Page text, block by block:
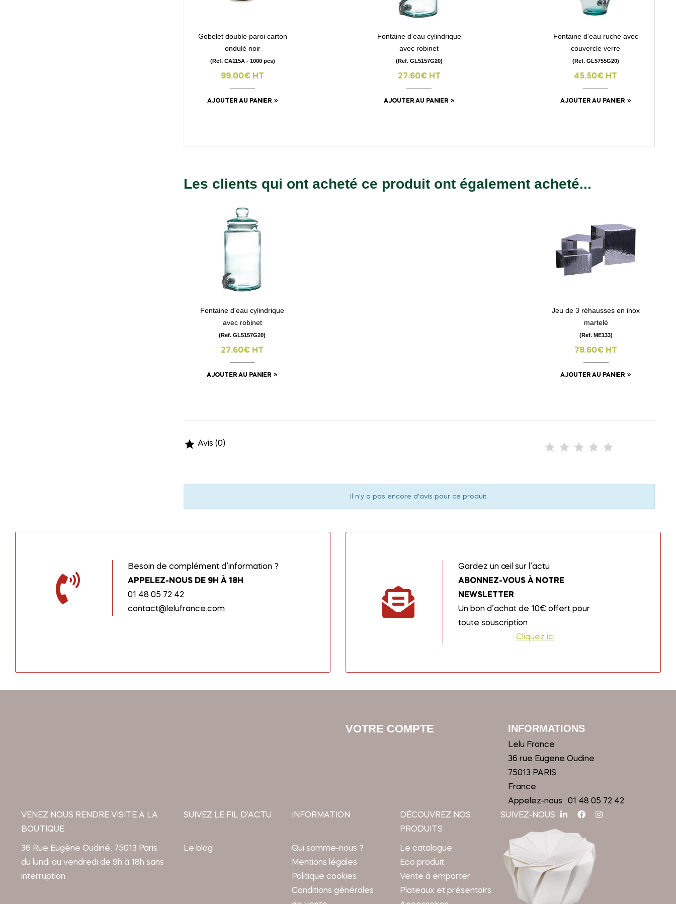
visibility
Gobelet double paroi carton
ondulé noir
(Ref. CA115A - 1000 pcs)
99.00€ HT
AJOUTER AU PANIER
visibility
Fontaine d'eau cylindrique
avec robinet
(Ref. GL5157G20)
27.60€ HT
AJOUTER AU PANIER
visibility
Fontaine d'eau ruche avec
couvercle verre
(Ref. GL5755G20)
45.50€ HT
AJOUTER AU PANIER
Les clients qui ont acheté ce produit ont également acheté...
visibility
Fontaine d'eau cylindrique
avec robinet
(Ref. GL5157G20)
27.60€ HT
AJOUTER AU PANIER
visibility
Jeu de 3 réhausses en inox
martelé
(Ref. ME133)
78.60€ HT
AJOUTER AU PANIER
 Avis (0)
Il n'y a pas encore d'avis pour ce produit.
Besoin de complément d’information ?
APPELEZ-NOUS DE 9H À 18H
01 48 05 72 42
contact@lelufrance.com
Gardez un œil sur l’actu
ABONNEZ-VOUS À NOTRE
NEWSLETTER
Un bon d’achat de 10€ offert pour
toute souscription
Cliquez ici
VOTRE COMPTE INFORMATIONS
Lelu France
36 rue Eugene Oudine
75013 PARIS
France
Appelez-nous : 01 48 05 72 42
VENEZ NOUS RENDRE VISITE A LA
BOUTIQUE
36 Rue Eugène Oudiné, 75013 Paris
du lundi au vendredi de 9h à 18h sans
interruption
SUIVEZ LE FIL D'ACTU
Le blog
INFORMATION
Qui somme-nous ?
Mentions légales
Politique cookies
Conditions générales
DÉCOUVREZ NOS
PRODUITS
Le catalogue
Eco produit
Vente à emporter
Plateaux et présentoirs
SUIVEZ-NOUS